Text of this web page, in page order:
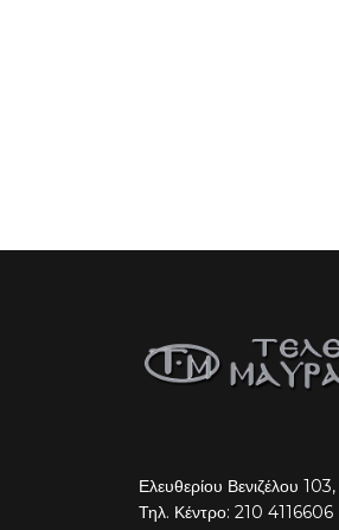
Ελευθερίου Βενιζέλου 103,
Τηλ. Κέντρο: 210 4116606